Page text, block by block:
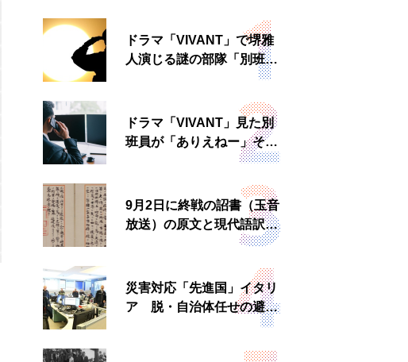
ドラマ「VIVANT」で堺雅
人演じる謎の部隊「別班」
は実在する？内情知る人物
ドラマ「VIVANT」見た別
班員が「ありえねー」その
理由とは 非公然組織ゆえ
9月2日に終戦の詔書（玉音
放送）の原文と現代語訳を
読む もう一つの「終戦の
災害対応「先進国」イタリ
ア 脱・自治体任せの避難
所運営、被災者への温かい